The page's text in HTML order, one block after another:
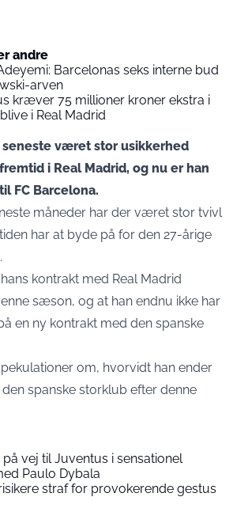
andre
Barcelonas seks interne bud
arven
kræver 75 millioner kroner ekstra i
i Real Madrid
seneste været stor usikkerhed
i Real Madrid, og nu er han
FC Barcelona.
måneder har der været stor tvivl
har at byde på for den 27-årige
kontrakt med Real Madrid
sæson, og at han endnu ikke har
en ny kontrakt med den spanske
om, hvorvidt han ender
spanske storklub efter denne
på vej til Juventus i sensationel
Paulo Dybala
straf for provokerende gestus